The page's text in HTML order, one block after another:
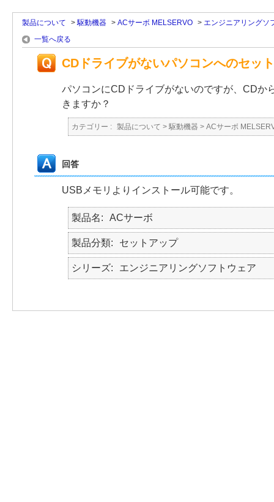
製品について >駆動機器 > ACサーボ MELSERVO > エンジニアリングソ
一覧へ戻る
CDドライブがないパソコンへのセッ
パソコンにCDドライブがないのですが、CDか
きますか？
カテゴリー : 製品について > 駆動機器 > ACサーボ
回答
USBメモリよりインストール可能です。
製品名 ACサーボ
製品分類 セットアップ
シリーズ エンジニアリングソフトウェア